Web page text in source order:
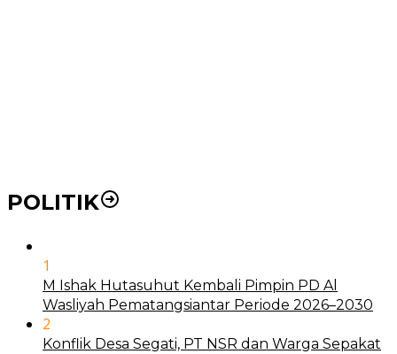
POLITIK
1
M Ishak Hutasuhut Kembali Pimpin PD Al
Wasliyah Pematangsiantar Periode 2026–2030
2
Konflik Desa Segati, PT NSR dan Warga Sepakat